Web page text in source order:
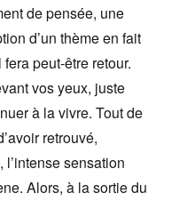
de pensée, une
d’un thème en fait
peut-être retour.
vos yeux, juste
à la vivre. Tout de
retrouvé,
sensation
Alors, à la sortie du